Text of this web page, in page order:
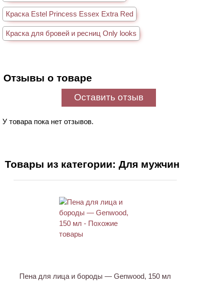
Краска Estel Princess Essex Extra Red
Краска для бровей и ресниц Only looks
Отзывы о товаре
Оставить отзыв
У товара пока нет отзывов.
Товары из категории: Для мужчин
Пена для лица и бороды — Genwood, 150 мл